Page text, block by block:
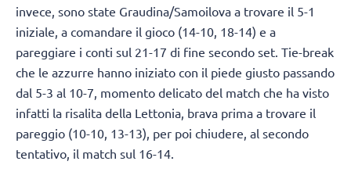
invece, sono state Graudina/Samoilova a trovare il 5-1
iniziale, a comandare il gioco (14-10, 18-14) e a
pareggiare i conti sul 21-17 di fine secondo set. Tie-break
che le azzurre hanno iniziato con il piede giusto passando
dal 5-3 al 10-7, momento delicato del match che ha visto
infatti la risalita della Lettonia, brava prima a trovare il
pareggio (10-10, 13-13), per poi chiudere, al secondo
tentativo, il match sul 16-14.